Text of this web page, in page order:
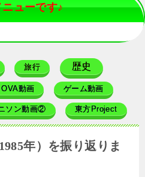
ューです♪
旅行 歴史
OVA動画 ゲーム動画
ソン動画② 東方Project
年）を振り返りま